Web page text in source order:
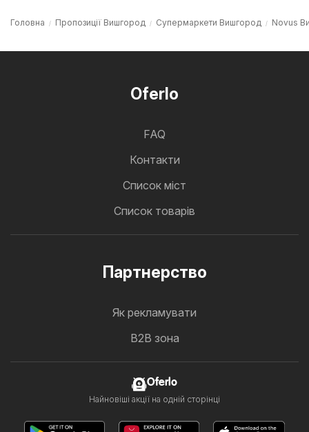
Головна Пропозиції Вишгород Супермаркети Вишгород Novus
Oferlo
FAQ
Контакти
Cписок міст
Список товарів
Партнерство
Як рекламувати
B2B зона
Oferlo
Найновіші акції на одній сторінці